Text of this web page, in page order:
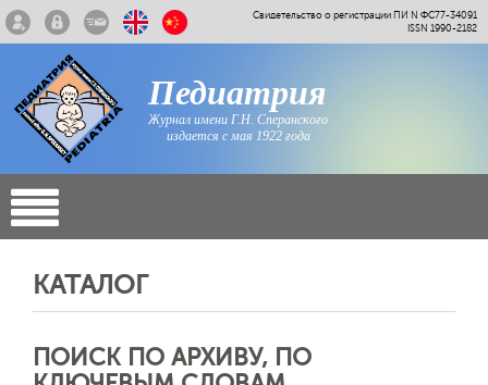
Свидетельство о регистрации ПИ N ФС77-34091
ISSN 1990-2182
Педиатрия
Журнал имени Г.Н. Сперанского
издается с мая 1922 года
КАТАЛОГ
ПОИСК ПО АРХИВУ, ПО